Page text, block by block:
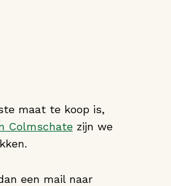
maat te koop is,
Colmschatezijn we
een mail naar